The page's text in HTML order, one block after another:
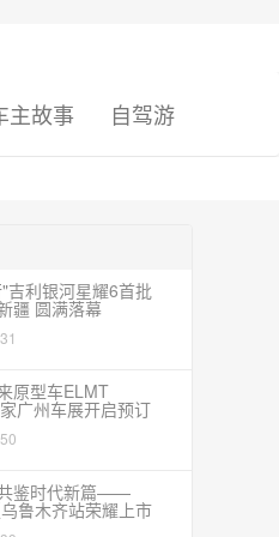
主故事 自驾游
吉利银河星耀6首批
疆 圆满落幕
原型车ELMT
广州车展开启预订
鉴时代新篇——
鲁木齐站荣耀上市